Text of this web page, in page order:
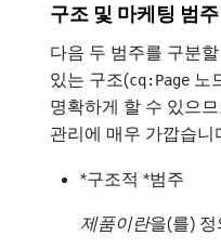
구조 및 마케팅 범주
다음 두 범주를 구분
있는 구조(cq:Page 노
명확하게 할 수 있으
관리에 매우 가깝습니
*구조적 *범주
제품이란을(를)